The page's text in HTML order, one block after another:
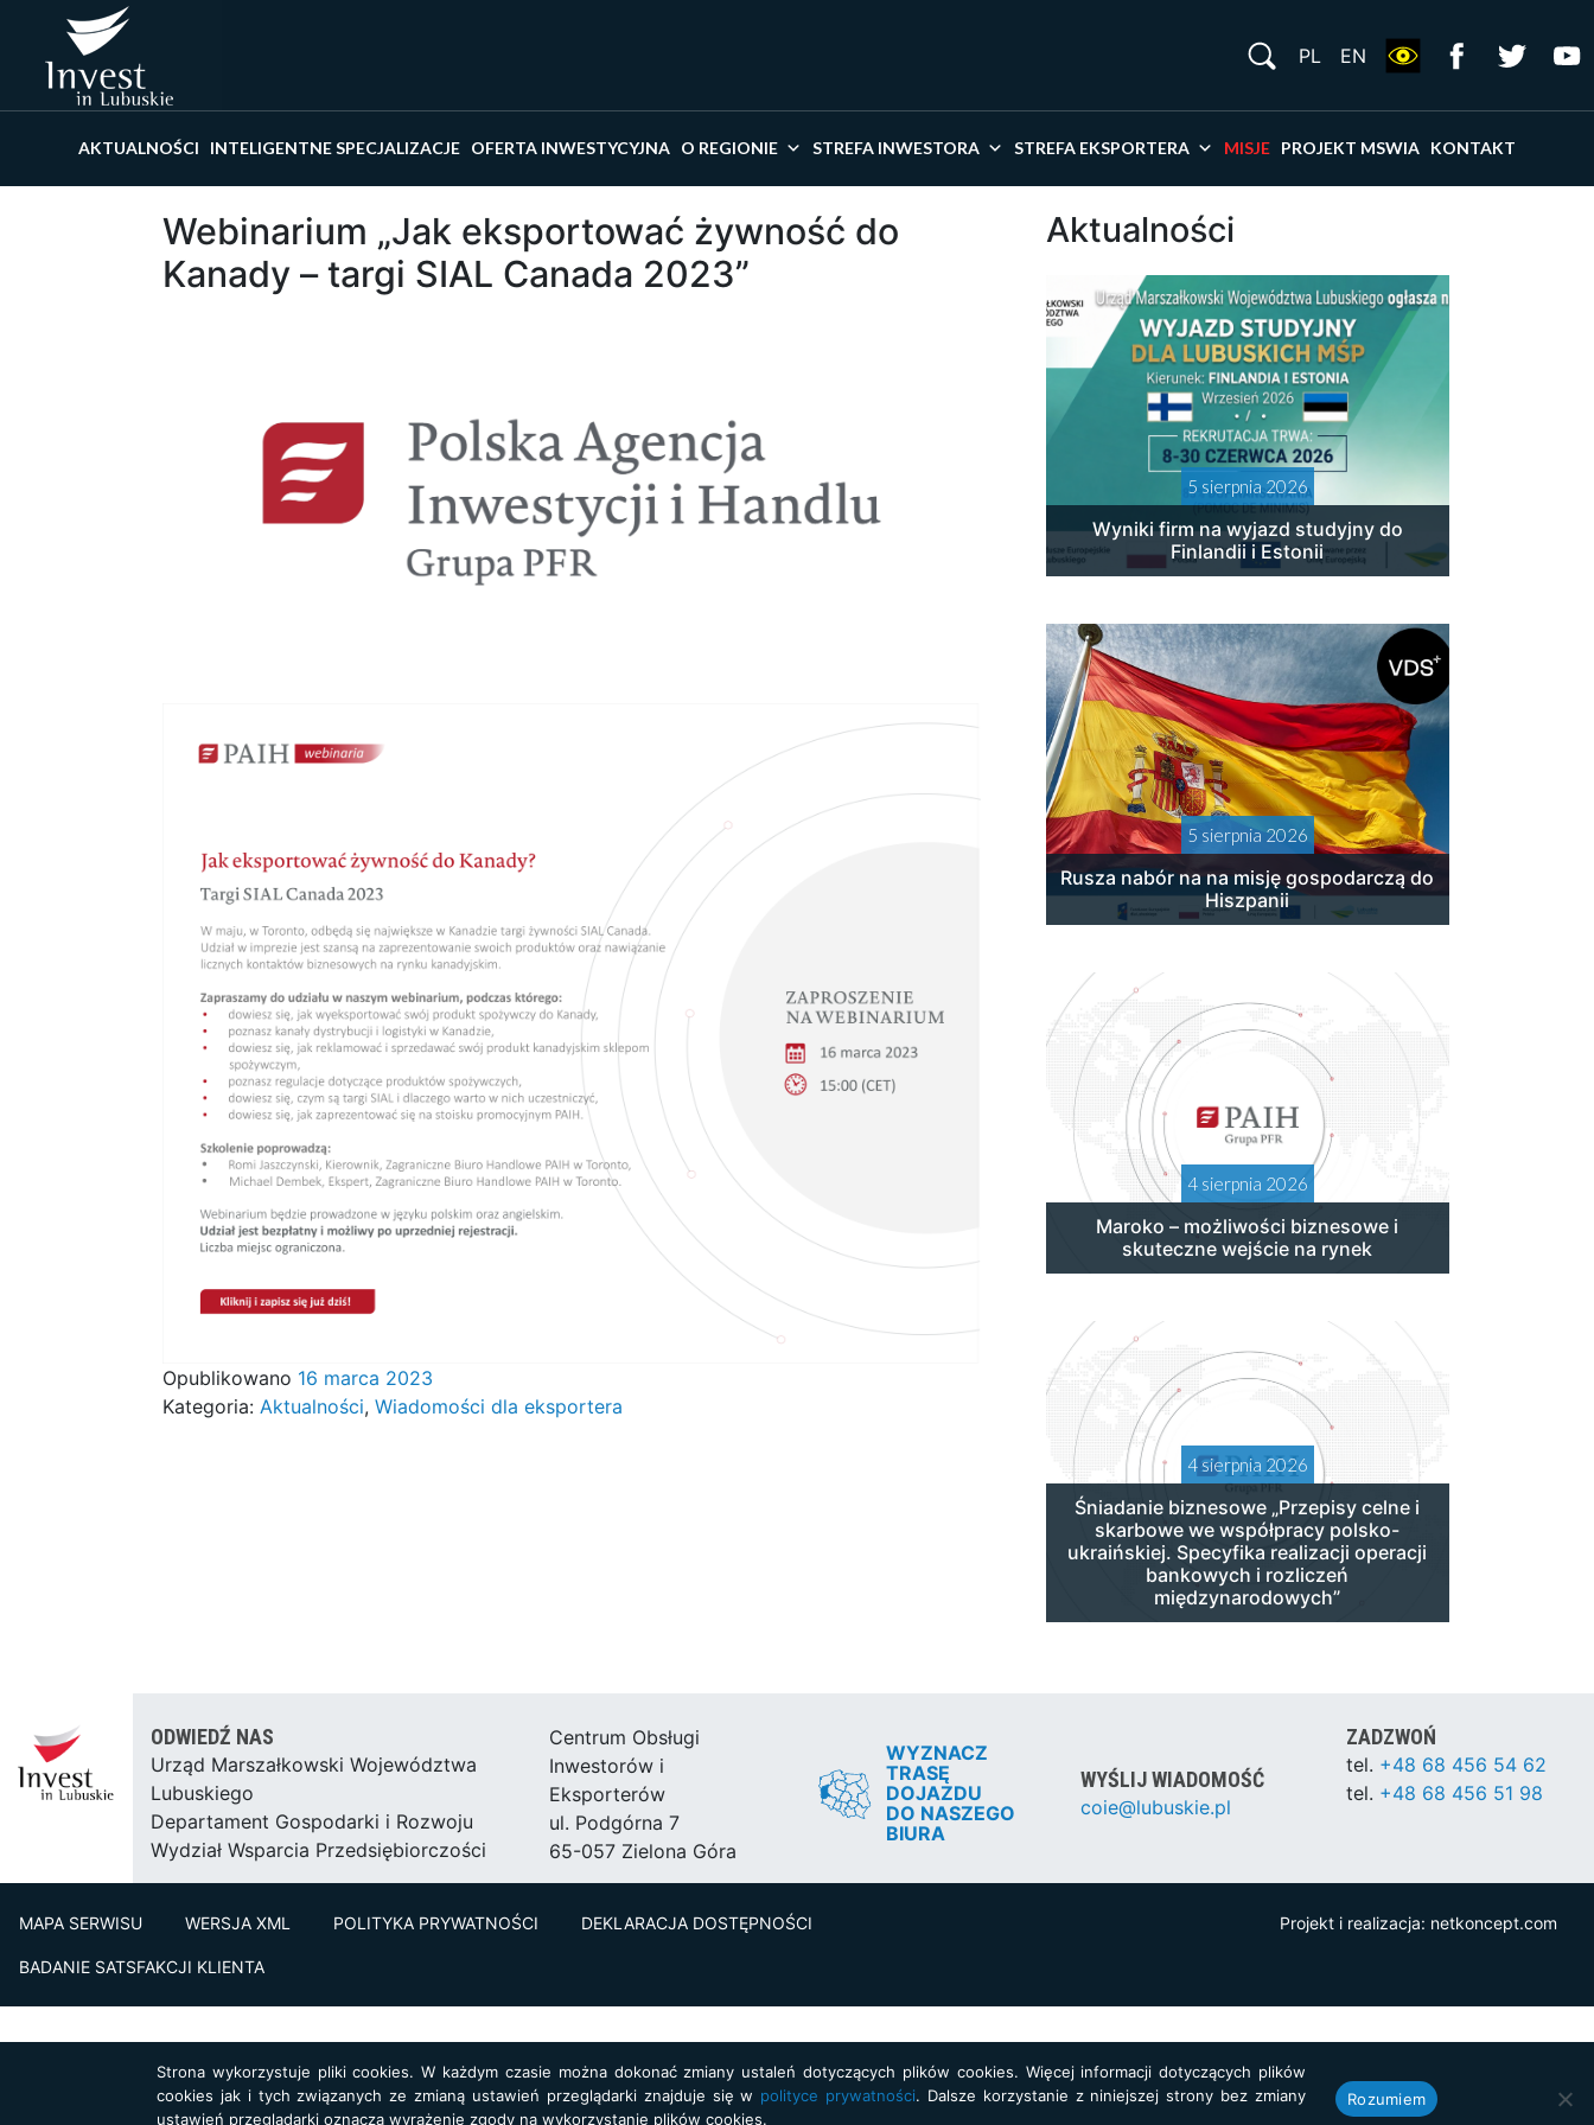
AKTUALNOŚCI INTELIGENTNE SPECJALIZACJE OFERTA INWESTYCYJNA O REGIONIE STREFA INWESTORA STREFA EKSPORTERA MISJE PROJEKT MSWIA KONTAKT
PL EN
Webinarium „Jak eksportować żywność do
Kanady – targi SIAL Canada 2023”
Opublikowano 16 marca 2023
Kategoria: Aktualności, Wiadomości dla eksportera
Aktualności
5 sierpnia 2026
Wyniki firm na wyjazd studyjny do
Finlandii i Estonii
5 sierpnia 2026
Rusza nabór na na misję gospodarczą do
Hiszpanii
4 sierpnia 2026
Maroko – możliwości biznesowe i
skuteczne wejście na rynek
4 sierpnia 2026
Śniadanie biznesowe „Przepisy celne i
skarbowe we współpracy polsko-
ukraińskiej. Specyfika realizacji operacji
bankowych i rozliczeń
międzynarodowych”
ODWIEDŹ NAS
Urząd Marszałkowski Województwa
Lubuskiego
Departament Gospodarki i Rozwoju
Wydział Wsparcia Przedsiębiorczości
Centrum Obsługi
Inwestorów i
Eksporterów
ul. Podgórna 7
65-057 Zielona Góra
WYZNACZ
TRASĘ
DOJAZDU
DO NASZEGO
BIURA
WYŚLIJ WIADOMOŚĆ
coie@lubuskie.pl
ZADZWOŃ
tel. +48 68 456 54 62
tel. +48 68 456 51 98
MAPA SERWISU WERSJA XML POLITYKA PRYWATNOŚCI DEKLARACJA DOSTĘPNOŚCI
BADANIE SATSFAKCJI KLIENTA
Projekt i realizacja: netkoncept.com
Strona wykorzystuje pliki cookies. W każdym czasie można dokonać zmiany ustaleń dotyczących plików cookies. Więcej informacji dotyczących plików
cookies jak i tych związanych ze zmianą ustawień przeglądarki znajduje się w polityce prywatności. Dalsze korzystanie z niniejszej strony bez zmiany
ustawień przeglądarki oznacza wyrażenie zgody na wykorzystanie plików cookies.
Rozumiem